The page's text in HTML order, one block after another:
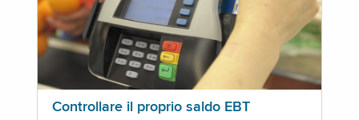
Controllare il proprio saldo EBT